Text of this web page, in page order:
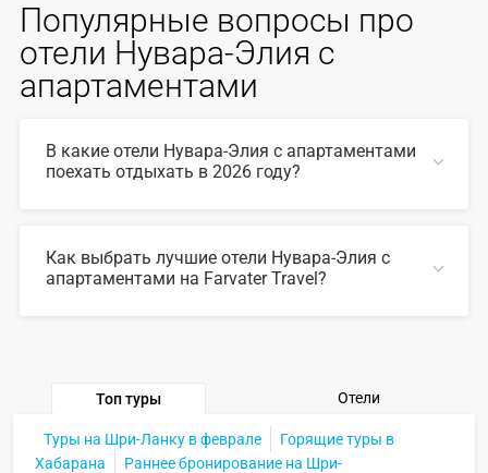
Популярные вопросы про
отели Нувара-Элия с
апартаментами
В какие отели Нувара-Элия с апартаментами
поехать отдыхать в 2026 году?
Как выбрать лучшие отели Нувара-Элия с
апартаментами на Farvater Travel?
апартаментами
Топ туры Отели
Туры на Шри-Ланку в феврале
Горящие туры в
Хабарана
Раннее бронирование на Шри-